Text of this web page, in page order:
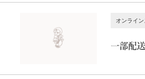
オンライン
一部配